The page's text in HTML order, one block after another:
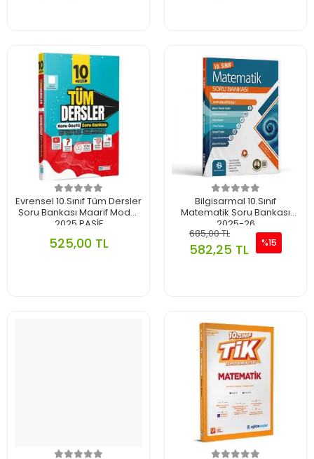
Evrensel 10.Sınıf Tüm Dersler
Soru Bankası Maarif Model
2025 PASİF
525,00 TL
Bilgisarmal 10.Sınıf
Matematik Soru Bankası
2025-26
685,00 TL
582,25 TL %15